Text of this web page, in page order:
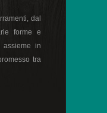
dal
forme e
in
tra